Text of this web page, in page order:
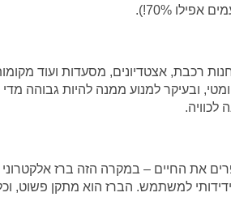
70%!).
רכבת, אצטדיונים, מסעדות ועוד
ובעיקר למנוע ממנה להיות גבוהה
לכוויה.
את החיים – במקרה הזה ברז אלקטרוני
למשתמש. הברז הוא מתקן פשוט,